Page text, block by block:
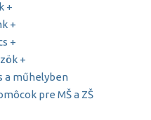
+
+
+
+
a műhelyben
pre MŠ a ZŠ